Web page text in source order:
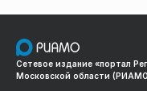
Сетевое издание «портал
Московской области